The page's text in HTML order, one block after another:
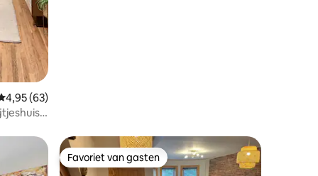
beoordeling van 4,95 op 5, 63 recensies
4,95 (63)
Favoriet van gasten
Favoriet van gasten